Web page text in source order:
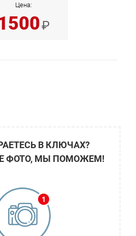
Цена:
₽
В КЛЮЧАХ?
ФОТО, МЫ ПОМОЖЕМ!